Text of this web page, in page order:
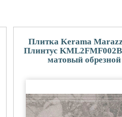
Плитка Kerama
Плинтус
матовый